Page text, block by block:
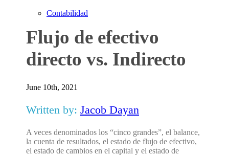
Contabilidad
Flujo de efectivo
directo vs. Indirecto
June 10th, 2021
Written by: Jacob Dayan
A veces denominados los “cinco grandes”, el balance,
la cuenta de resultados, el estado de flujo de efectivo,
el estado de cambios en el capital y el estado de